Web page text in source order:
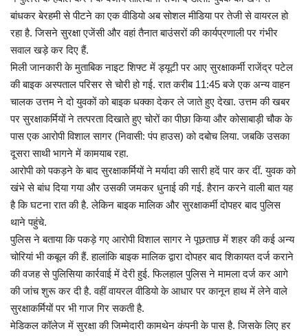
बांधकर बेरहमी से पीटने का एक वीडियो अब सोशल मीडिया पर तेजी से वायरल हो
रहा है. जिसने सुरक्षा एजेंसी और वहां तैनात बाउंसरों की कार्यप्रणाली पर गंभीर
सवाल खड़े कर दिए हैं.
मिली जानकारी के मुताबिक ​नाइट शिफ्ट में ड्यूटी पर आए सुरक्षाकर्मी राजेंद्र पटेल
की बाइक अस्पताल परिसर से चोरी हो गई. रात करीब 11:45 बजे एक अन्य वाहन
चालक उत्तम ने दो युवकों को बाइक धक्का देकर ले जाते हुए देखा. उत्तम की खबर
पर सुरक्षाकर्मियों ने तत्परता दिखाते हुए चोरों का पीछा किया और कोसाबाड़ी चौक के
पास एक आरोपी विशाल सागर (निवासी: पंप हाउस) को दबोच लिया. जबकि उसका
दूसरा साथी भागने में कामयाब रहा.
आरोपी को पकड़ने के बाद सुरक्षाकर्मियों ने मर्यादा की सारी हदें पार कर दीं. युवक को
खंभे से बांध दिया गया और उसकी जमकर धुनाई की गई. हैरान करने वाली बात यह
है कि घटना रात की है. लेकिन बाइक मालिक और सुरक्षाकर्मी दोपहर बाद पुलिस
थाने पहुंचे.
पुलिस ने बताया कि पकड़े गए आरोपी विशाल सागर ने पूछताछ में शहर की कई अन्य
चोरियां भी कबूल की हैं. हालांकि बाइक मालिक द्वारा दोपहर बाद शिकायत दर्ज कराने
की वजह से पुलिसिया कार्रवाई में देरी हुई. फिलहाल पुलिस ने मामला दर्ज कर आगे
की जांच शुरू कर दी है. वहीं वायरल वीडियो के आधार पर कानून हाथ में लेने वाले
सुरक्षाकर्मियों पर भी गाज गिर सकती है.
मेडिकल कॉलेज में सुरक्षा की जिम्मेदारी कामथेन कंपनी के पास है. जिसके लिए हर